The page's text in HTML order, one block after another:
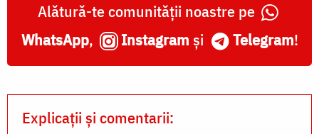
Alătură-te comunității noastre pe
WhatsApp, Instagram și Telegram!
Explicații și comentarii: